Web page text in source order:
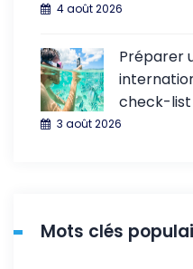
4 août 2026
Préparer
check-list
3 août 2026
Mots clés